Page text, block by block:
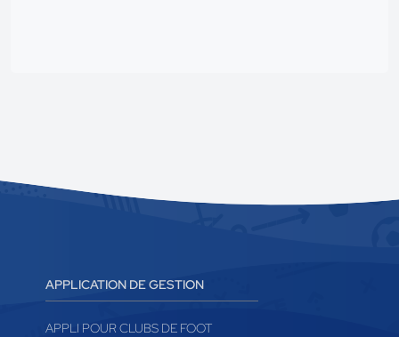
APPLICATION DE GESTION
APPLI POUR CLUBS DE FOOT